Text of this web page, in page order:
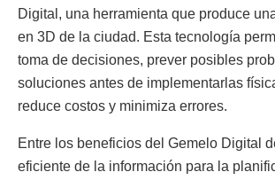
Digital, una herramienta que produce
en 3D de la ciudad. Esta tecnología
toma de decisiones, prever posibles
soluciones antes de implementarlas
reduce costos y minimiza errores.
Entre los beneficios del Gemelo Digital
eficiente de la información para la